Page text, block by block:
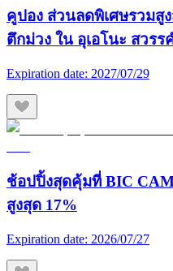
คูปอง ส่วนลดพิเศษรวมสู
ตึกม่วง ใน อุเอโนะ สวร
Expiration date: 2027/07/29
ช้อปปิ้งสุดคุ้มที่ BIC
สูงสุด 17%
Expiration date: 2026/07/27